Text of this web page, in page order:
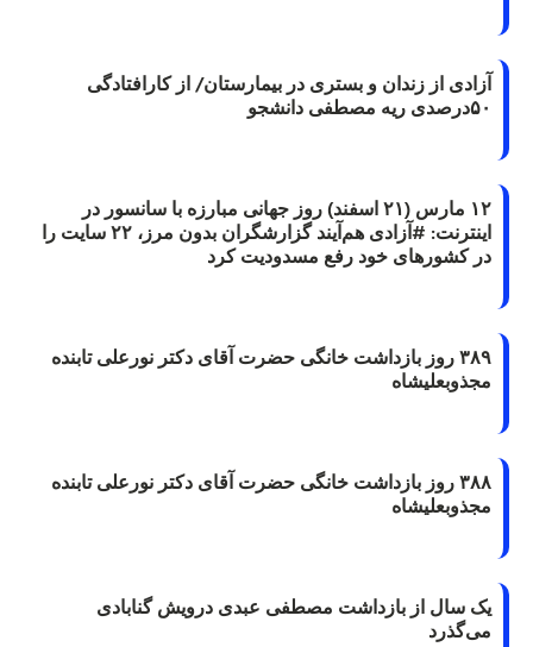
آزادی از زندان و بستری در بیمارستان/ از کارافتادگی
۵۰درصدی ریه مصطفی دانشجو
۱۲ مارس (۲۱ اسفند) روز جهانی مبارزه با سانسور در
اینترنت: #آزادی هم‌آیند گزارشگران‌ بدون مرز، ۲۲ سایت را
در کشورهای خود رفع مسدودیت کرد
۳۸۹ روز بازداشت خانگی حضرت آقای دکتر نورعلی تابنده
مجذوبعلیشاه
۳۸۸ روز بازداشت خانگی حضرت آقای دکتر نورعلی تابنده
مجذوبعلیشاه
یک سال از بازداشت مصطفی عبدی درویش گنابادی
می‌گذرد